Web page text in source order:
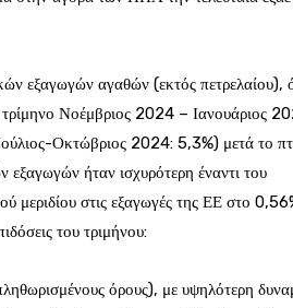
εξαγωγών αγαθών (εκτός πετρελαίου),
Νοέμβριος 2024 – Ιανουάριος
Οκτώβριος 2024: 5,3%) μετά το
ήταν ισχυρότερη έναντι του
μεριδίου στις εξαγωγές της ΕΕ στο
του τριμήνου:
όρους), με υψηλότερη